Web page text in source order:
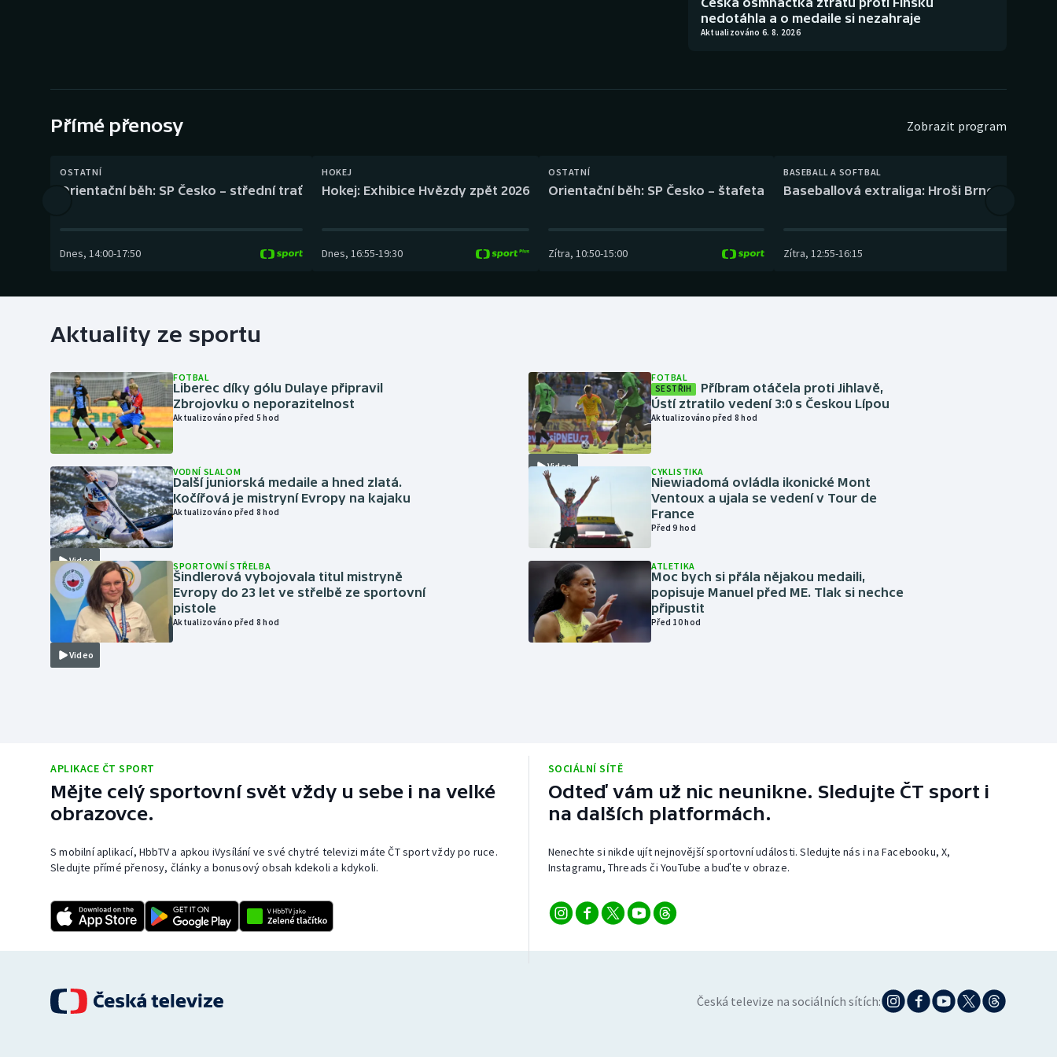
Gymnastika Plážový volejbal
nedotáhla a o medaile si nezahraje
Aktualizováno 6. 8. 2026
Přímé přenosy Zobrazit program
OSTATNÍ
Orientační běh: SP Česko – střední trať
Dnes, 14:00-17:50
HOKEJ
Hokej: Exhibice Hvězdy zpět 2026
Dnes, 16:55-19:30
OSTATNÍ
Orientační běh: SP Česko – štafeta
Zítra, 10:50-15:00
BASEBALL A SOFTBAL
Baseballová extraliga: Hroši Brno – Eagles
Zítra, 12:55-16:15
Aktuality ze sportu
FOTBAL
Liberec díky gólu Dulaye připravil
Zbrojovku o neporazitelnost
Aktualizováno před 5 hod
Video
VODNÍ SLALOM
Další juniorská medaile a hned zlatá.
Kočířová je mistryní Evropy na kajaku
Aktualizováno před 8 hod
Video
SPORTOVNÍ STŘELBA
Šindlerová vybojovala titul mistryně
Evropy do 23 let ve střelbě ze sportovní
pistole
Aktualizováno před 8 hod
Video
FOTBAL
SESTŘIH
Příbram otáčela proti Jihlavě,
Ústí ztratilo vedení 3:0 s Českou Lípou
Aktualizováno před 8 hod
CYKLISTIKA
Niewiadomá ovládla ikonické Mont
Ventoux a ujala se vedení v Tour de
France
Před 9 hod
ATLETIKA
Moc bych si přála nějakou medaili,
popisuje Manuel před ME. Tlak si nechce
připustit
Před 10 hod
APLIKACE ČT SPORT
Mějte celý sportovní svět vždy u sebe i na velké
obrazovce.
S mobilní aplikací, HbbTV a apkou iVysílání ve své chytré televizi máte ČT sport vždy po ruce.
Sledujte přímé přenosy, články a bonusový obsah kdekoli a kdykoli.
SOCIÁLNÍ SÍTĚ
Odteď vám už nic neunikne. Sledujte ČT sport i
na dalších platformách.
Nenechte si nikde ujít nejnovější sportovní události. Sledujte nás i na Facebooku, X,
Instagramu, Threads či YouTube a buďte v obraze.
Česká televize na sociálních sítích: